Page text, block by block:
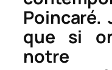
Poincaré.
que si
notre